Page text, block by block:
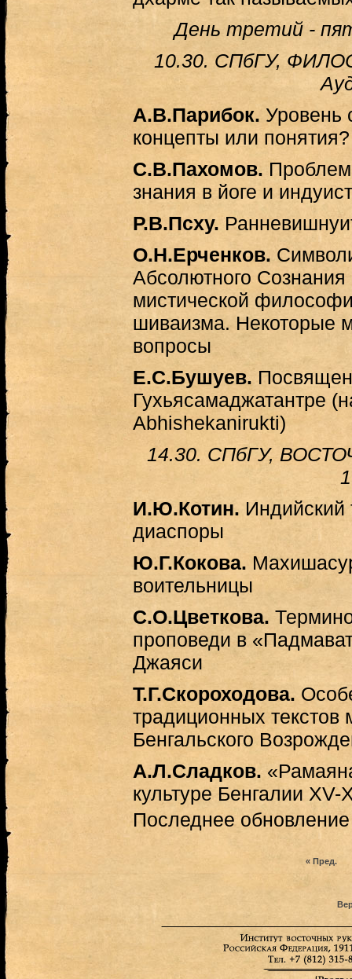
День третий -
10.30. СПбГУ,
А.В.Парибок. Уровень
концепты или понятия?
С.В.Пахомов.
знания в йоге и
Р.В.Псху.
О.Н.Ерченков.
Абсолютного Сознания
мистической
шиваизма. Некоторые
вопросы
Е.С.Бушуев.
Гухьясамаджатантре
Abhishekanirukti)
14.30. СПбГУ,
И.Ю.Котин. Индийский
диаспоры
Ю.Г.Кокова.
воительницы
С.О.Цветкова.
проповеди в
Джаяси
Т.Г.Скороходова.
традиционных
Бенгальского
А.Л.Сладков.
культуре Бенгалии XV-
Последнее
« Пред.